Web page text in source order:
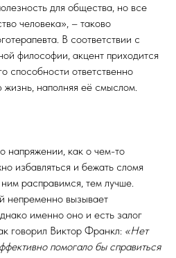
для общества, но все
человека», – таково
В соответствии с
философии, акцент приходится
способности ответственно
наполняя её смыслом.
как о чем-то
избавляться и бежать сломя
расправимся, тем лучше.
непременно вызывает
именно оно и есть залог
говорил Виктор Франкл: «Нет
помогало бы справиться